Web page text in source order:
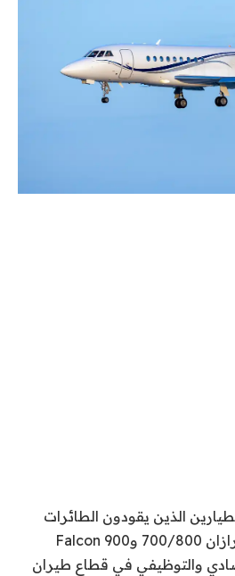
الذين يقودون الطائرات
يعكس الطرازان 700/800 وFalcon 900
والتوظيفي في قطاع طيران